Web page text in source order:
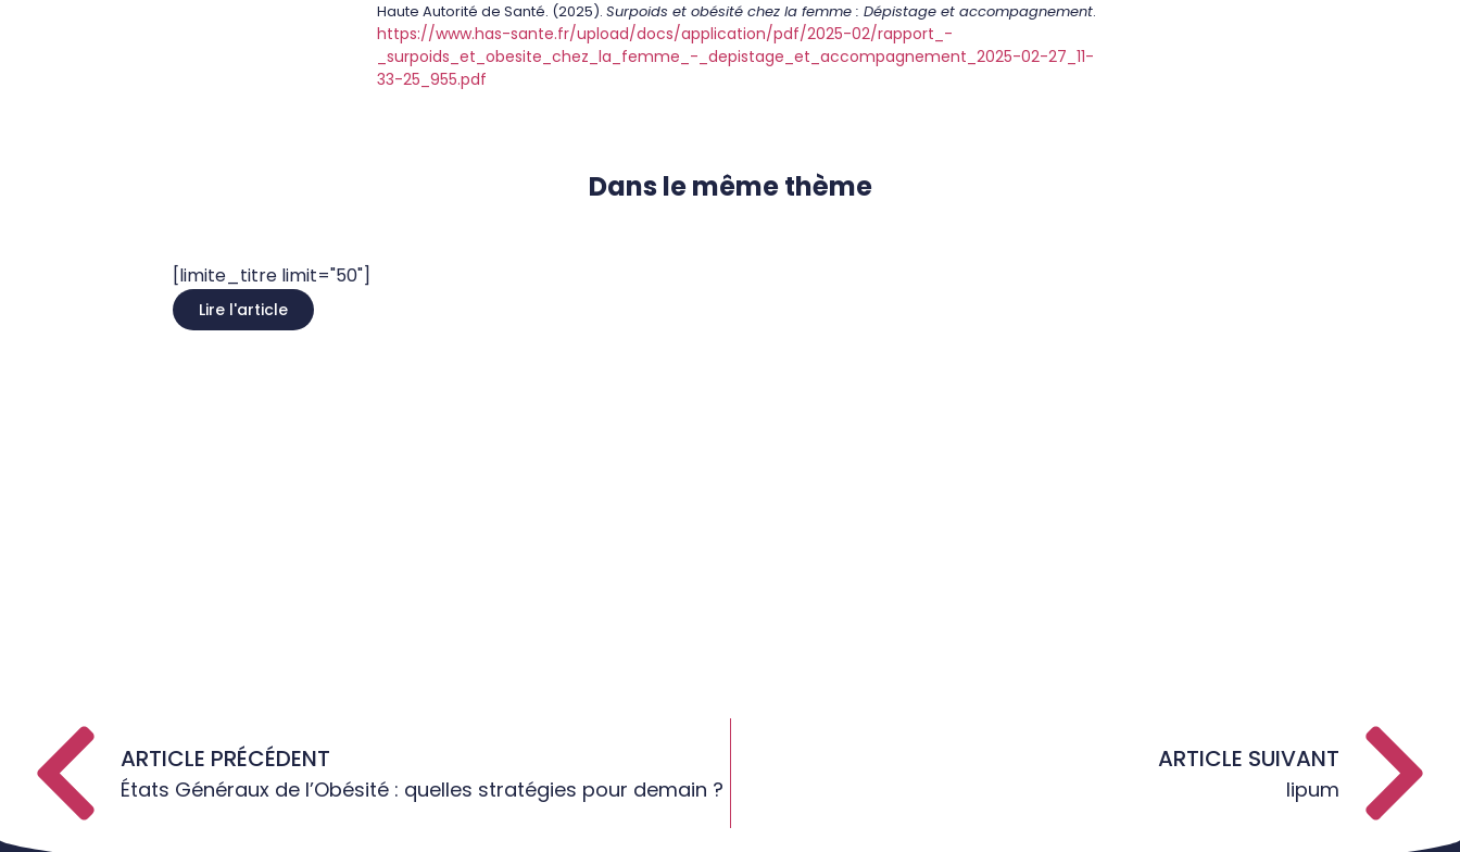
Haute Autorité de Santé. (2025). Surpoids et obésité chez la femme : Dépistage et accompagnement.
https://www.has-sante.fr/upload/docs/application/pdf/2025-02/rapport_-
_surpoids_et_obesite_chez_la_femme_-_depistage_et_accompagnement_2025-02-27_11-
33-25_955.pdf
Dans le même thème
[limite_titre limit="50"]
Lire l'article
ARTICLE PRÉCÉDENT
États Généraux de l’Obésité : quelles stratégies pour demain ?
ARTICLE SUIVANT
lipum